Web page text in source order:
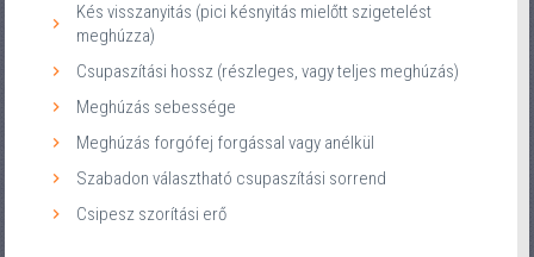
Kés visszanyitás (pici késnyitás mielőtt szigetelést
meghúzza)
Csupaszítási hossz (részleges, vagy teljes meghúzás)
Meghúzás sebessége
Meghúzás forgófej forgással vagy anélkül
Szabadon választható csupaszítási sorrend
Csipesz szorítási erő